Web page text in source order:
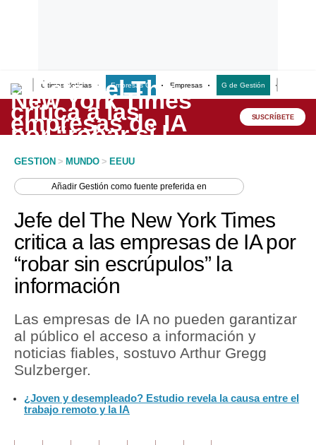
Últimas Noticias Empresas G Empresas G de Gestión
Lo último
Peru Quiosco
Economía
Mercados
Perú
Política
Tu Dinero
Finanzas Personales
Inmobiliarias
SUSCRÍBETE
GESTION > MUNDO > EEUU
AñadirGestión como fuente preferida en
Jefe del The New York Times
critica a las empresas de IA por
“robar sin escrúpulos” la
información
Las empresas de IA no pueden garantizar
al público el acceso a información y
noticias fiables, sostuvo Arthur Gregg
Sulzberger.
¿Joven y desempleado? Estudio revela la causa entre el
trabajo remoto y la IA